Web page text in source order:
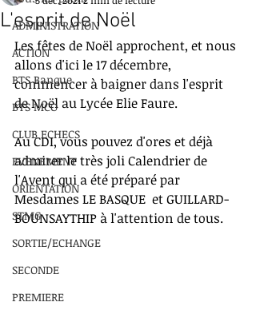
ADMINISTRATION
ACTION
BTS Banque
BTS MCO
CLUB ECHECS
EVENEMENT
ORIENTATION
STMG
SORTIE/ECHANGE
SECONDE
PREMIERE
L'esprit de Noël
Les fêtes de Noël approchent, et nous
allons d'ici le 17 décembre,
commencer à baigner dans l'esprit
de Noël au Lycée Elie Faure.
Au CDI, vous pouvez d'ores et déjà
admirer le très joli Calendrier de
l'Avent qui a été préparé par
Mesdames LE BASQUE  et GUILLARD-
BOUNSAYTHIP à l'attention de tous.